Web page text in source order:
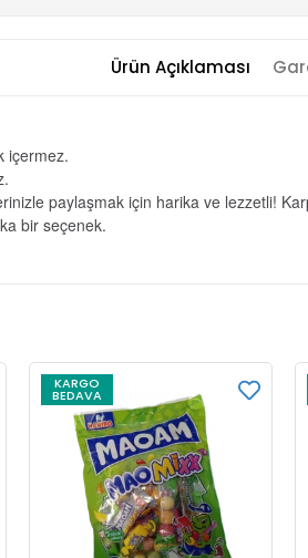
Ürün Açıklaması
içermez.
paylaşmak için harika ve lezzetli!
bir seçenek.
KARGO
BEDAVA